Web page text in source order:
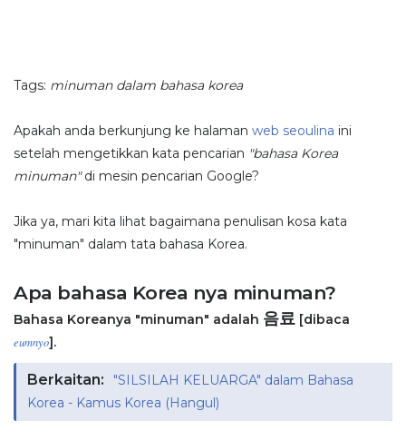
Tags: minuman dalam bahasa korea
Apakah anda berkunjung ke halaman web seoulina ini
setelah mengetikkan kata pencarian "bahasa Korea
minuman"di mesin pencarian Google?
Jika ya, mari kita lihat bagaimana penulisan kosa kata
"minuman" dalam tata bahasa Korea.
Apa bahasa Korea nya minuman?
Bahasa Koreanya "minuman" adalah 음료 [dibaca
eumnyo].
Berkaitan:
"SILSILAH KELUARGA" dalam Bahasa
Korea - Kamus Korea (Hangul)